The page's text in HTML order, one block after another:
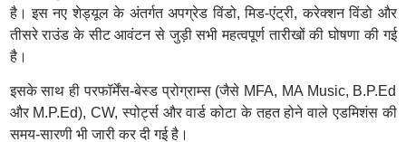
है। इस नए शेड्यूल के अंतर्गत अपग्रेड विंडो, मिड-एंट्री, करेक्शन विंडो और
तीसरे राउंड के सीट आवंटन से जुड़ी सभी महत्वपूर्ण तारीखों की घोषणा की गई
है।
इसके साथ ही परफॉर्मेंस-बेस्ड प्रोग्राम्स (जैसे MFA, MA Music, B.P.Ed
और M.P.Ed), CW, स्पोर्ट्स और वार्ड कोटा के तहत होने वाले एडमिशंस की
समय-सारणी भी जारी कर दी गई है।